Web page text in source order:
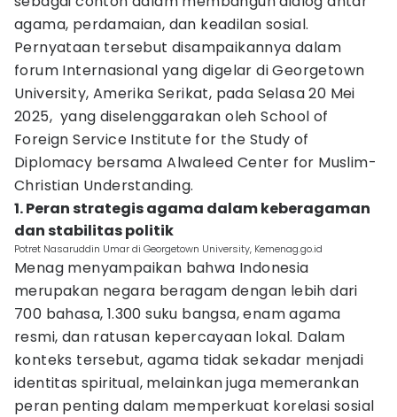
agama, perdamaian, dan keadilan sosial.
Pernyataan tersebut disampaikannya dalam
forum Internasional yang digelar di Georgetown
University, Amerika Serikat, pada Selasa 20 Mei
2025, yang diselenggarakan oleh School of
Foreign Service Institute for the Study of
Diplomacy bersama Alwaleed Center for Muslim-
Christian Understanding.
1. Peran strategis agama dalam keberagaman
dan stabilitas politik
Potret Nasaruddin Umar di Georgetown University, Kemenag.go.id
Menag menyampaikan bahwa Indonesia
merupakan negara beragam dengan lebih dari
700 bahasa, 1.300 suku bangsa, enam agama
resmi, dan ratusan kepercayaan lokal. Dalam
konteks tersebut, agama tidak sekadar menjadi
identitas spiritual, melainkan juga memerankan
peran penting dalam memperkuat korelasi sosial